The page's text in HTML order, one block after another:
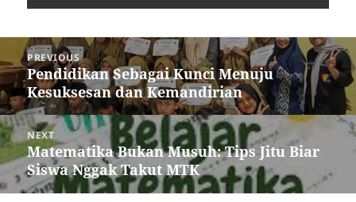
Post
navigation
PREVIOUS
Previous
post:
Pendidikan Sebagai Kunci Menuju
Kesuksesan dan Kemandirian
NEXT
Next
post:
Matematika Bukan Musuh: Tips Jitu Biar
Siswa Nggak Takut MTK